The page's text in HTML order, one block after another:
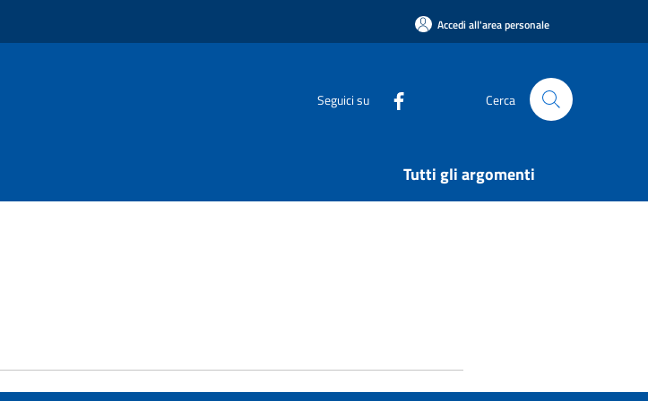
Accedi all'area personale
Seguici su Cerca
Tutti gli argomenti